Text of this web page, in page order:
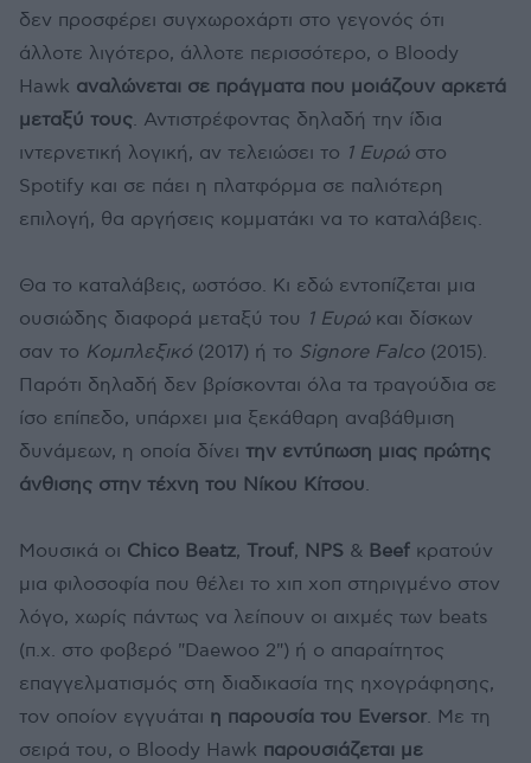
δεν προσφέρει συγχωροχάρτι στο γεγονός ότι
άλλοτε λιγότερο, άλλοτε περισσότερο, o Bloody
Hawk αναλώνεται σε πράγματα που μοιάζουν αρκετά
μεταξύ τους. Αντιστρέφοντας δηλαδή την ίδια
ιντερνετική λογική, αν τελειώσει το 1 Ευρώστο
Spotify και σε πάει η πλατφόρμα σε παλιότερη
επιλογή, θα αργήσεις κομματάκι να το καταλάβεις.
Θα το καταλάβεις, ωστόσο. Κι εδώ εντοπίζεται μια
ουσιώδης διαφορά μεταξύ του 1 Ευρώκαι δίσκων
σαν το Κομπλεξικό (2017) ή το Signore Falco (2015).
Παρότι δηλαδή δεν βρίσκονται όλα τα τραγούδια σε
ίσο επίπεδο, υπάρχει μια ξεκάθαρη αναβάθμιση
δυνάμεων, η οποία δίνει την εντύπωση μιας πρώτης
άνθισης στην τέχνη του Νίκου Κίτσου.
Μουσικά οι Chico Beatz, Trouf, NPS & Beef κρατούν
μια φιλοσοφία που θέλει το χιπ χοπ στηριγμένο στον
λόγο, χωρίς πάντως να λείπουν οι αιχμές των beats
(π.χ. στο φοβερό "Daewoo 2") ή ο απαραίτητος
επαγγελματισμός στη διαδικασία της ηχογράφησης,
τον οποίον εγγυάται η παρουσία του Eversor. Με τη
σειρά του, ο Bloody Hawk παρουσιάζεται με